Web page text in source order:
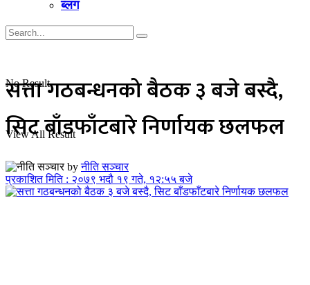
ब्लग
No Result
View All Result
सत्ता गठबन्धनको बैठक ३ बजे बस्दै,
सिट बाँडफाँटबारे निर्णायक छलफल
by नीति सञ्चार
प्रकाशित मिति : २०७९ भदौ १९ गते, १२:५५ बजे